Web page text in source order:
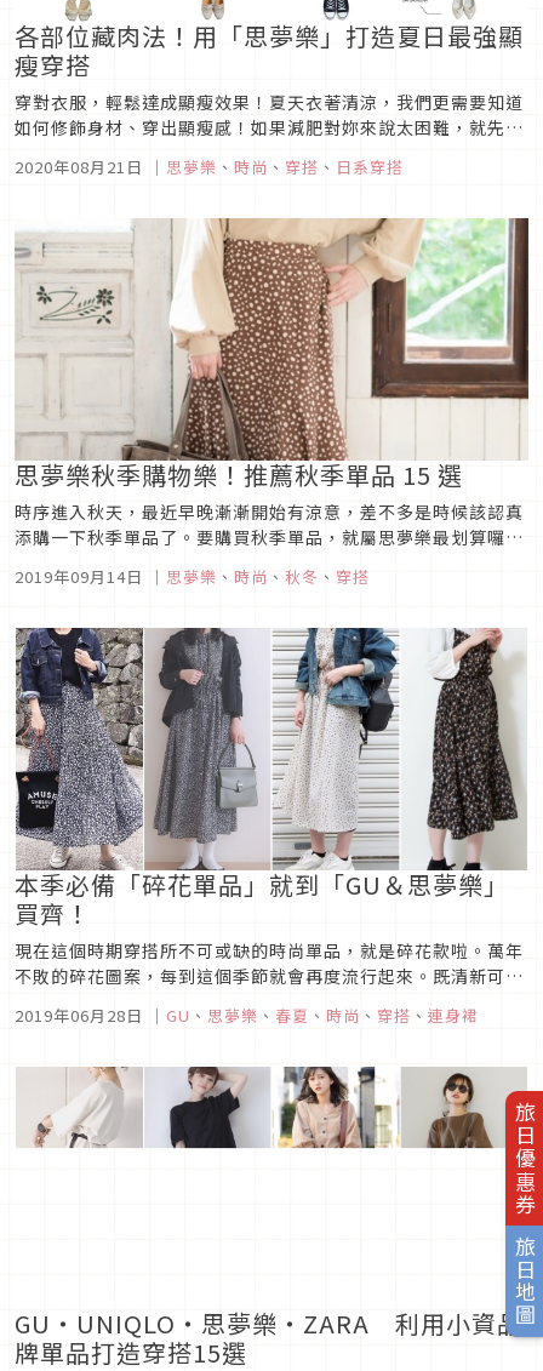
旅日優惠券
旅日地圖
各部位藏肉法！用「思夢樂」打造夏日最強顯
瘦穿搭
穿對衣服，輕鬆達成顯瘦效果！夏天衣著清涼，我們更需要知道
如何修飾身材、穿出顯瘦感！如果減肥對妳來說太困難，就先從
夢樂」的單品做示範，為大家介紹夏天最實用的顯瘦穿搭法！各
身形想讓上半身看起...
2020年08月21日 ｜ 思夢樂 、 時尚 、 穿搭 、 日系穿搭
思夢樂秋季購物樂！推薦秋季單品 15 選
時序進入秋天，最近早晚漸漸開始有涼意，差不多是時候該認真
添購一下秋季單品了。要購買秋季單品，就屬思夢樂最划算囉。
些什麼，還有實際穿搭範例也一併介紹給大家！請務必來關注一
衣有份量感的膨膨袖，...
2019年09月14日 ｜ 思夢樂 、 時尚 、 秋冬 、 穿搭
本季必備「碎花單品」就到「GU＆思夢樂」
買齊！
現在這個時期穿搭所不可或缺的時尚單品，就是碎花款啦。萬年
不敗的碎花圖案，每到這個季節就會再度流行起來。既清新可
的淑女氣質。如果妳手邊還沒準備好，趁現在趕緊補貨也還不遲
這次我們就整理出了幾種...
2019年06月28日 ｜ GU 、 思夢樂 、 春夏 、 時尚 、 穿搭 、 連身裙
GU・UNIQLO・思夢樂・ZARA 利用小資品
牌單品打造穿搭15選